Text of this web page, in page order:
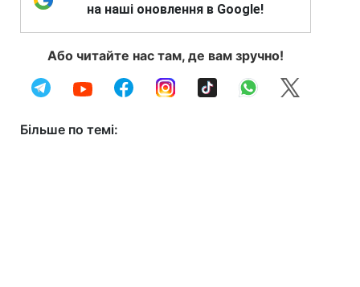
на наші оновлення в Google!
Або читайте нас там, де вам зручно!
Більше по темі: